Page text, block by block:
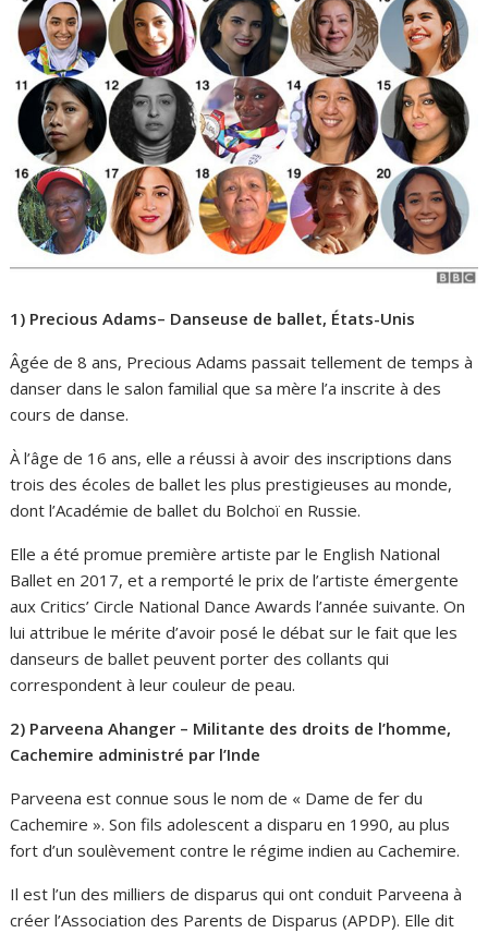
1) Precious Adams– Danseuse de ballet, États-Unis
Âgée de 8 ans, Precious Adams passait tellement de temps à
danser dans le salon familial que sa mère l’a inscrite à des
cours de danse.
À l’âge de 16 ans, elle a réussi à avoir des inscriptions dans
trois des écoles de ballet les plus prestigieuses au monde,
dont l’Académie de ballet du Bolchoï en Russie.
Elle a été promue première artiste par le English National
Ballet en 2017, et a remporté le prix de l’artiste émergente
aux Critics’ Circle National Dance Awards l’année suivante. On
lui attribue le mérite d’avoir posé le débat sur le fait que les
danseurs de ballet peuvent porter des collants qui
correspondent à leur couleur de peau.
2) Parveena Ahanger – Militante des droits de l’homme,
Cachemire administré par l’Inde
Parveena est connue sous le nom de « Dame de fer du
Cachemire ». Son fils adolescent a disparu en 1990, au plus
fort d’un soulèvement contre le régime indien au Cachemire.
Il est l’un des milliers de disparus qui ont conduit Parveena à
créer l’Association des Parents de Disparus (APDP). Elle dit